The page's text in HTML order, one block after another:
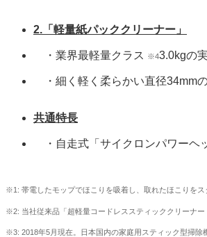
2.「軽量紙パッククリーナー」
・業界最軽量クラス ※43.0kgの
・細く軽く柔らかい直径34mm
共通特長
・自走式「サイクロンパワーヘ
※1: 帯電したモップでほこりを吸着し、取れたほこりをス
※2: 当社従来品「超軽量コードレススティッククリーナー
※3: 2018年5月現在。日本国内の家庭用スティック型掃除